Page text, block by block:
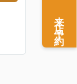
来店予約